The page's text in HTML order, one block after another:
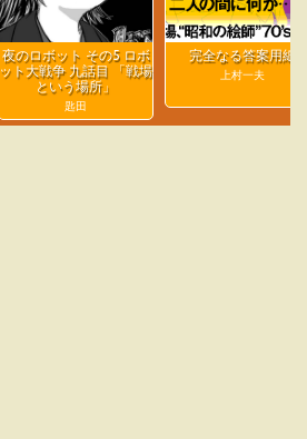
夜のロボット その5 ロボ
ット大戦争 九話目 「戦場
という場所」
匙田
完全なる答案用紙
上村一夫